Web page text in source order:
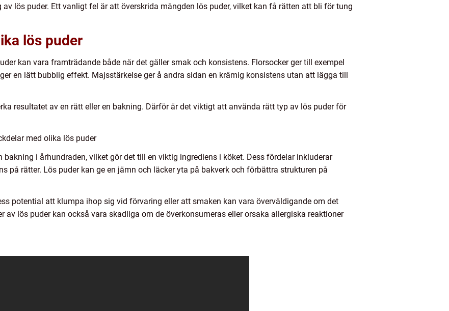
lös puder. Ett vanligt fel är att överskrida mängden lös puder, vilket kan få rätten att bli för tung
lös puder
kan vara framträdande både när det gäller smak och konsistens. Florsocker ger till exempel
en lätt bubblig effekt. Majsstärkelse ger å andra sidan en krämig konsistens utan att lägga till
resultatet av en rätt eller en bakning. Därför är det viktigt att använda rätt typ av lös puder för
med olika lös puder
i århundraden, vilket gör det till en viktig ingrediens i köket. Dess fördelar inkluderar
på rätter. Lös puder kan ge en jämn och läcker yta på bakverk och förbättra strukturen på
potential att klumpa ihop sig vid förvaring eller att smaken kan vara överväldigande om det
av lös puder kan också vara skadliga om de överkonsumeras eller orsaka allergiska reaktioner